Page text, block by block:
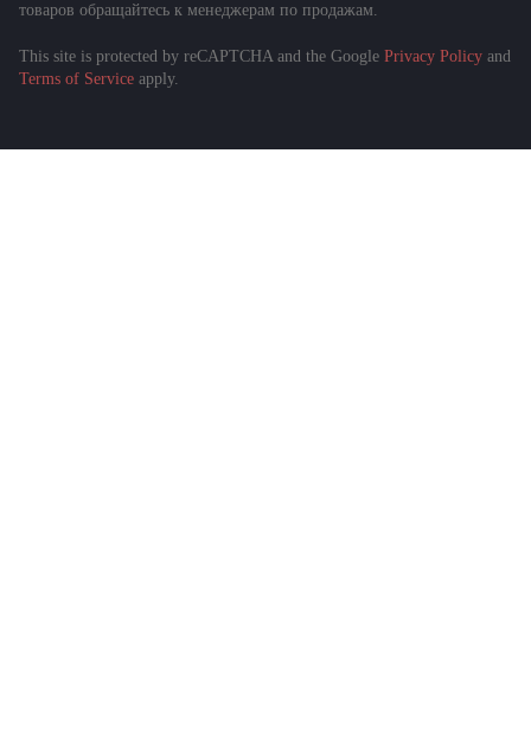
товаров обращайтесь к менеджерам по продажам.
This site is protected by reCAPTCHA and the Google Privacy Policy and
Terms of Service apply.